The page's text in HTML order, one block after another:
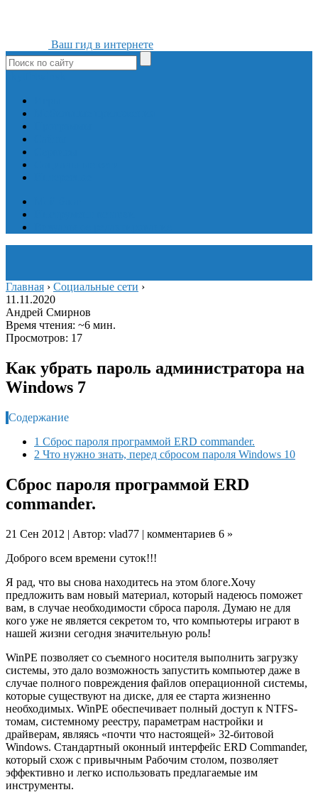
Ваш гид в интернете
Главная › Социальные сети ›
11.11.2020
Андрей Смирнов
Время чтения: ~6 мин.
Просмотров: 17
Как убрать пароль администратора на
Windows 7
Содержание
1 Сброс пароля программой ERD commander.
2 Что нужно знать, перед сбросом пароля Windows 10
Сброс пароля программой ERD
commander.
21 Сен 2012 | Автор: vlad77 | комментариев 6 »
Доброго всем времени суток!!!
Я рад, что вы снова находитесь на этом блоге.Хочу
предложить вам новый материал, который надеюсь поможет
вам, в случае необходимости сброса пароля. Думаю не для
кого уже не является секретом то, что компьютеры играют в
нашей жизни сегодня значительную роль!
WinPE позволяет со съемного носителя выполнить загрузку
системы, это дало возможность запустить компьютер даже в
случае полного повреждения файлов операционной системы,
которые существуют на диске, для ее старта жизненно
необходимых. WinPE обеспечивает полный доступ к NTFS-
томам, системному реестру, параметрам настройки и
драйверам, являясь «почти что настоящей» 32-битовой
Windows. Стандартный оконный интерфейс ERD Commander,
который схож с привычным Рабочим столом, позволяет
эффективно и легко использовать предлагаемые им
инструменты.